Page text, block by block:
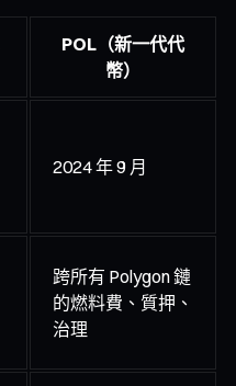
POL（新一代代
幣）
2024 年 9 月
跨所有 Polygon 鏈
的燃料費、質押、
治理